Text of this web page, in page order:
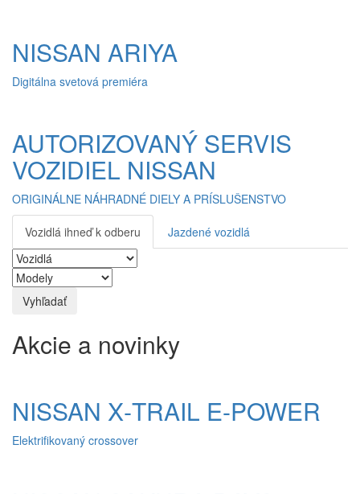
NISSAN ARIYA
Digitálna svetová premiéra
AUTORIZOVANÝ SERVIS
VOZIDIEL NISSAN
ORIGINÁLNE NÁHRADNÉ DIELY A PRÍSLUŠENSTVO
Vozidlá ihneď k odberu Jazdené vozidlá
Akcie a novinky
NISSAN X‑TRAIL E-POWER
Elektrifikovaný crossover